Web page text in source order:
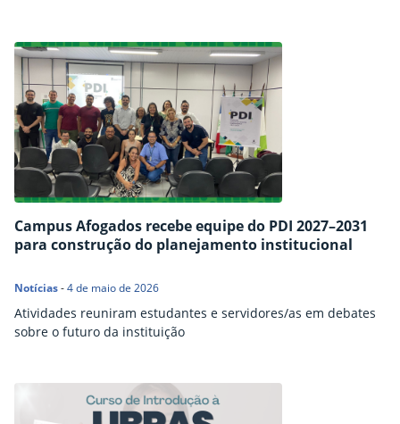
Campus Afogados recebe equipe do PDI 2027–2031
para construção do planejamento institucional
Notícias-4 de maio de 2026
Atividades reuniram estudantes e servidores/as em debates
sobre o futuro da instituição